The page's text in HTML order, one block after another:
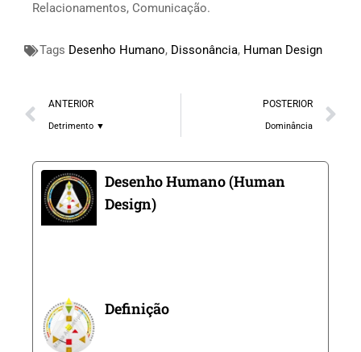
Relacionamentos, Comunicação.
Tags Desenho Humano, Dissonância, Human Design
ANTERIOR
Detrimento ▼
POSTERIOR
Dominância
Desenho Humano (Human
Design)
Definição